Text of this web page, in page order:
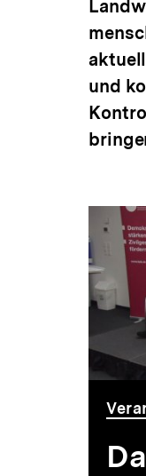
a
t
o
n
und
62
Min.